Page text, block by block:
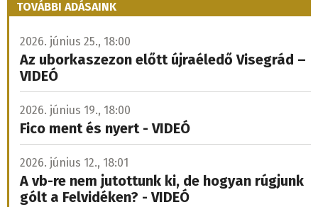
TOVÁBBI ADÁSAINK
2026. június 25., 18:00
Az uborkaszezon előtt újraéledő Visegrád –
VIDEÓ
2026. június 19., 18:00
Fico ment és nyert - VIDEÓ
2026. június 12., 18:01
A vb-re nem jutottunk ki, de hogyan rúgjunk
gólt a Felvidéken? - VIDEÓ